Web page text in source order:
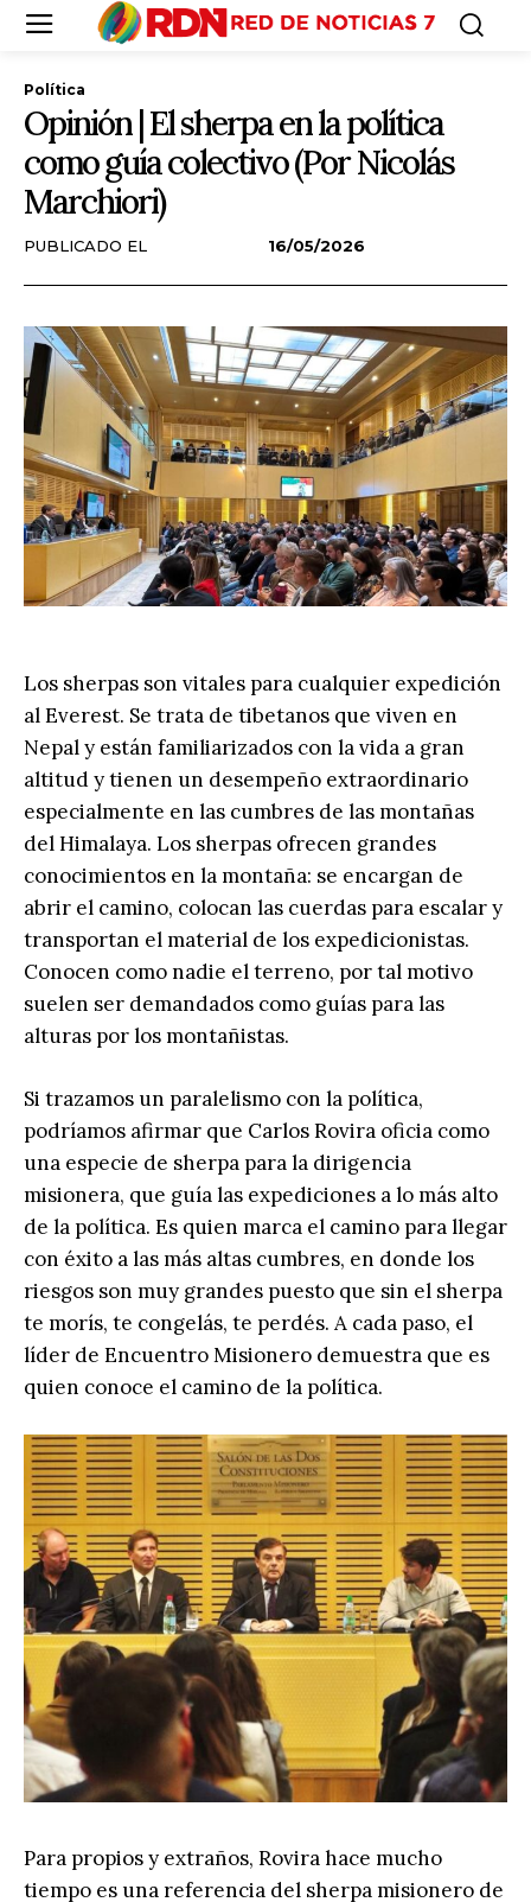
Política
Opinión | El sherpa en la política
como guía colectivo (Por Nicolás
Marchiori)
PUBLICADO EL 16/05/2026
Los sherpas son vitales para cualquier expedición
al Everest. Se trata de tibetanos que viven en
Nepal y están familiarizados con la vida a gran
altitud y tienen un desempeño extraordinario
especialmente en las cumbres de las montañas
del Himalaya. Los sherpas ofrecen grandes
conocimientos en la montaña: se encargan de
abrir el camino, colocan las cuerdas para escalar y
transportan el material de los expedicionistas.
Conocen como nadie el terreno, por tal motivo
suelen ser demandados como guías para las
alturas por los montañistas.
Si trazamos un paralelismo con la política,
podríamos afirmar que Carlos Rovira oficia como
una especie de sherpa para la dirigencia
misionera, que guía las expediciones a lo más alto
de la política. Es quien marca el camino para llegar
con éxito a las más altas cumbres, en donde los
riesgos son muy grandes puesto que sin el sherpa
te morís, te congelás, te perdés. A cada paso, el
líder de Encuentro Misionero demuestra que es
quien conoce el camino de la política.
Para propios y extraños, Rovira hace mucho
tiempo es una referencia del sherpa misionero de